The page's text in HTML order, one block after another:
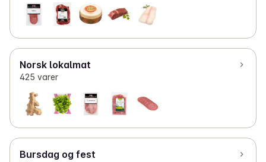
Norsk lokalmat
425 varer
Bursdag og fest